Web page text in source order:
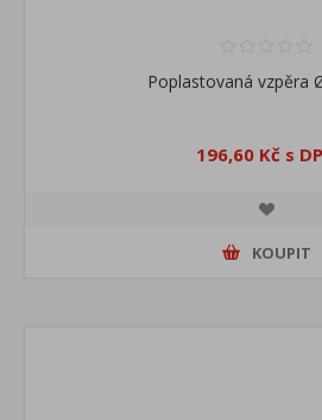
Poplastovaná vzpěra
196,60 Kč s
KOUPIT